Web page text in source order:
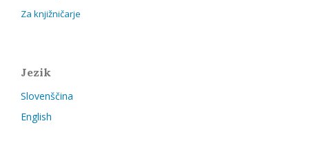
Za knjižničarje
Jezik
Slovenščina
English